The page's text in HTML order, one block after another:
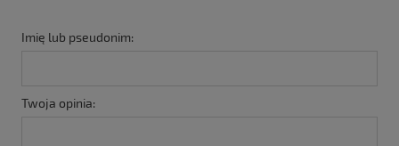
Imię lub pseudonim:
Twoja opinia: